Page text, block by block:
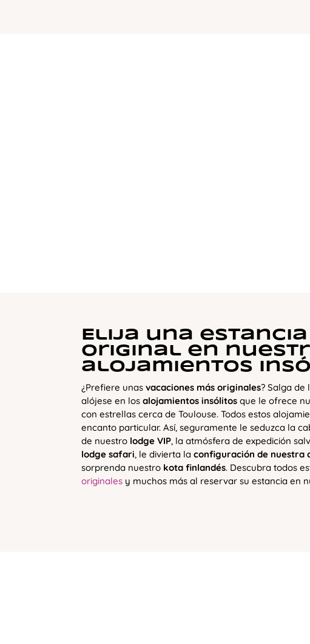
Elija una estancia
original en
alojamientos
¿Prefiere unasvacaciones más originales? Salga de
alójese en losalojamientos insólitos que le ofrece
con estrellas cerca de Toulouse. Todos estos
encanto particular. Así, seguramente le seduzca la
de nuestro lodge VIP, la atmósfera de expedición
lodge safari, le divierta laconfiguración de nuestra
sorprenda nuestro kota finlandés. Descubra todos
originales y muchos más al reservar su estancia en